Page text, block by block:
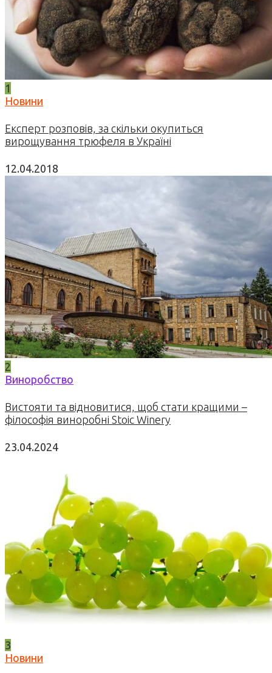
1
Новини
Експерт розповів, за скільки окупиться
вирощування трюфеля в Україні
12.04.2018
2
Виноробство
Вистояти та відновитися, щоб стати кращими –
філософія виноробні Stoic Winery
23.04.2024
3
Новини